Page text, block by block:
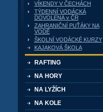
VÍKENDY V ČECHÁCH
TÝDENNÍ VODÁCKÁ
DOVOLENÁ v ČR
ZAHRANIČNÍ PUŤÁKY NA
VODĚ
ŠKOLNÍ VODÁCKÉ KURZY
KAJAKOVÁ ŠKOLA
RAFTING
NA HORY
NA LYŽÍCH
NA KOLE